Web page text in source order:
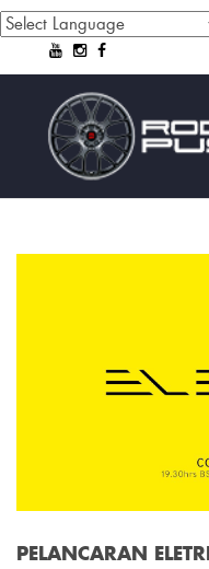
PELANCARAN